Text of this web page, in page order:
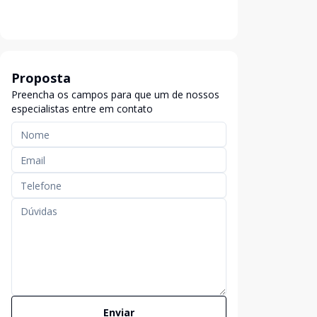
Proposta
Preencha os campos para que um de nossos
especialistas entre em contato
Enviar